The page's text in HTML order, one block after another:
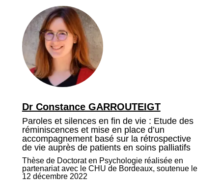
Dr Constance GARROUTEIGT
Paroles et silences en fin de vie : Etude des
réminiscences et mise en place d’un
accompagnement basé sur la rétrospective
de vie auprès de patients en soins palliatifs
Thèse de Doctorat en Psychologie réalisée en
partenariat avec le CHU de Bordeaux, soutenue le
12 décembre 2022